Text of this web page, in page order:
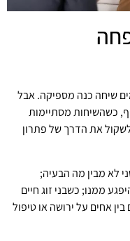
שיחה כנה מספיקה. אבל
כשהשיחות מסתיימות
את הדרך של פתרון
לא מבין מה הבעיה;
ממנו; כשבני זוג חיים
אחים על ירושה או טיפול